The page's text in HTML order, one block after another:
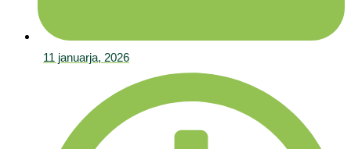
11 januarja, 2026